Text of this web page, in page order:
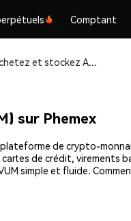
Comptant
Achetez et stockez Aevum (AEVUM) en toute sécurité
sur Phemex
plateforme de crypto-
de crédit, virements
simple et fluide.